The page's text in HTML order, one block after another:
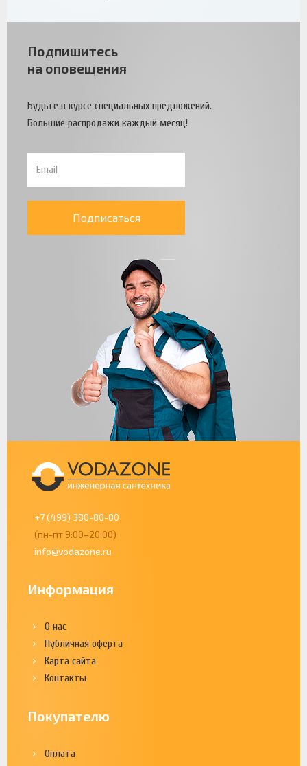
Подпишитесь
на оповещения
Будьте в курсе специальных предложений.
Большие распродажи каждый месяц!
Подписаться
+7 (499) 380-80-80
(пн-пт 9:00–20:00)
info@vodazone.ru
Информация
О нас
Публичная оферта
Карта сайта
Контакты
Покупателю
Оплата